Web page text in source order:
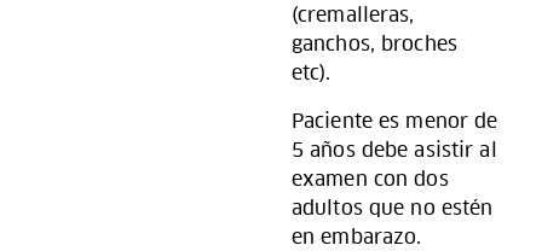
(cremalleras,
ganchos, broches
etc).
Paciente es menor de
5 años debe asistir al
examen con dos
adultos que no estén
en embarazo.